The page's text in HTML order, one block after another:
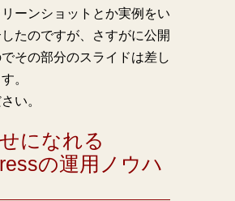
ーンショットとか実例をい
たのですが、さすがに公開
その部分のスライドは差し
。
い。
になれる
の運用ノウハ